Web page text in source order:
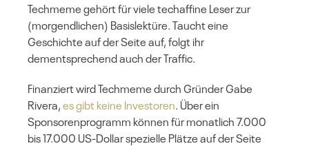
Techmeme gehört für viele techaffine Leser zur
(morgendlichen) Basislektüre. Taucht eine
Geschichte auf der Seite auf, folgt ihr
dementsprechend auch der Traffic.
Finanziert wird Techmeme durch Gründer Gabe
Rivera,es gibt keine Investoren. Über ein
Sponsorenprogramm können für monatlich 7.000
bis 17.000 US-Dollar spezielle Plätze auf der Seite